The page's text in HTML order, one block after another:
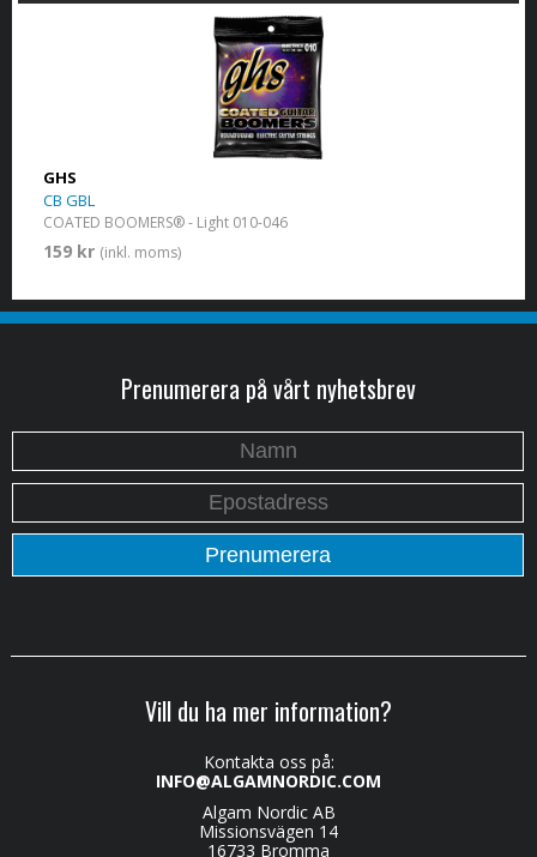
GHS
CB GBL
COATED BOOMERS® - Light 010-046
159 kr (inkl. moms)
Prenumerera på vårt nyhetsbrev
Vill du ha mer information?
Kontakta oss på:
INFO@ALGAMNORDIC.COM
Algam Nordic AB
Missionsvägen 14
16733 Bromma